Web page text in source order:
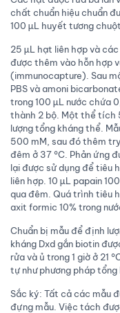
chất chuẩn hiệu chuẩn
100 µL huyết tương
25 µL hạt liên hợp và
được thêm vào hỗn hợp
(immunocapture). Sau
PBS và amoni
trong 100 µL nước chứa
thành 2 bộ. Một thể tích
lượng tổng kháng thể.
500 mM, sau đó thêm
đêm ở 37 °C. Phản ứng
lại được sử dụng để tiêu
liên hợp. 10 µL papain
qua đêm. Quá trình tiêu
axit formic 10% trong
Chuẩn bị mẫu để định
kháng Dxd gắn biotin
rửa và ủ trong 1 giờ ở 21
tự như phương pháp
Sắc ký: Tất cả các mẫu
đựng mẫu. Việc tách